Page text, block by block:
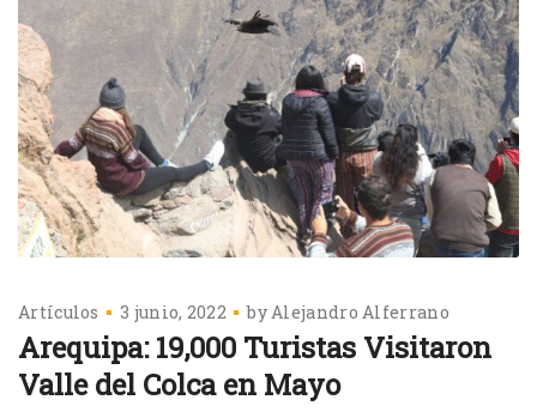
Artículos 3 junio, 2022 byAlejandro Alferrano
Arequipa: 19,000 Turistas Visitaron
Valle del Colca en Mayo